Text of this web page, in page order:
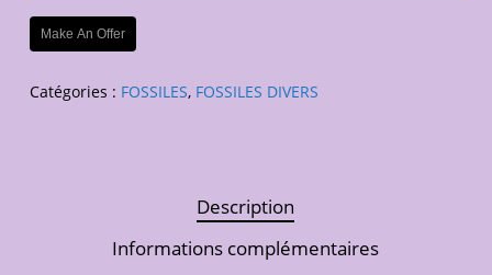
Make An Offer
Catégories : FOSSILES, FOSSILES DIVERS
Description
Informations complémentaires